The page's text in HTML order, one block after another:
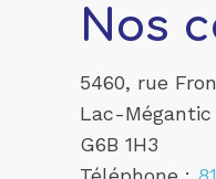
Nos
5460, rue
Lac-Mégantic
G6B 1H3